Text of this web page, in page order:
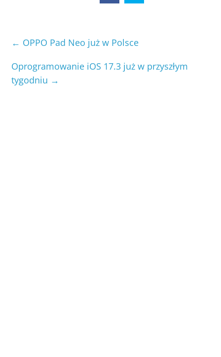
← OPPO Pad Neo już w Polsce
Oprogramowanie iOS 17.3 już w przyszłym
tygodniu →